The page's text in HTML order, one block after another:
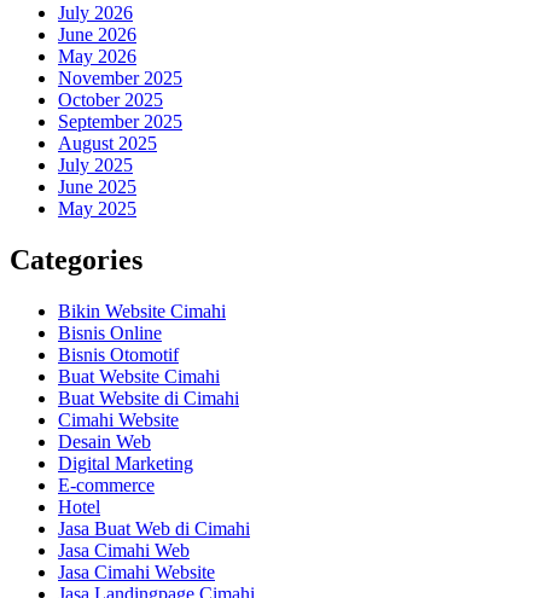
July 2026
June 2026
May 2026
November 2025
October 2025
September 2025
August 2025
July 2025
June 2025
May 2025
Categories
Bikin Website Cimahi
Bisnis Online
Bisnis Otomotif
Buat Website Cimahi
Buat Website di Cimahi
Cimahi Website
Desain Web
Digital Marketing
E-commerce
Hotel
Jasa Buat Web di Cimahi
Jasa Cimahi Web
Jasa Cimahi Website
Jasa Landingpage Cimahi